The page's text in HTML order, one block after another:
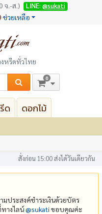
จ.-ส.) LINE: @sukati
ช่วยเหลือ
หรีดทั่วไทย
0
ด ดอกไม้
สั่งก่อน 15:00 ส่งได้วันเดียวกัน
ประสงค์ชำระเงินด้วยบัตร
ทางไลน์@‌sukati ขอบคุณค่ะ